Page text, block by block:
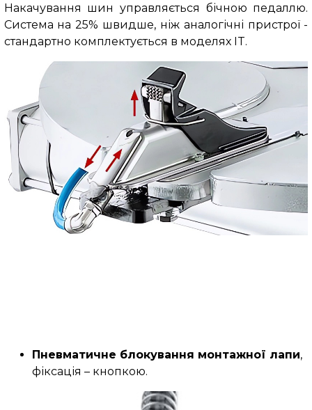
Накачування шин управляється бічною педаллю.
Система на 25% швидше, ніж аналогічні пристрої -
стандартно комплектується в моделях IT.
Пневматичне блокування монтажної лапи,
фіксація – кнопкою.